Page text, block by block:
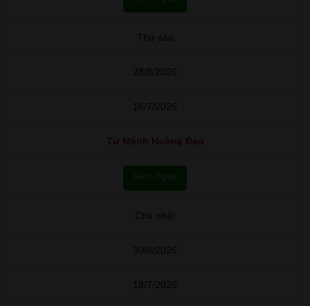
Thứ sáu
28/8/2026
16/7/2026
Tư Mệnh Hoàng Đạo
Xem ngay
Chủ nhật
30/8/2026
18/7/2026